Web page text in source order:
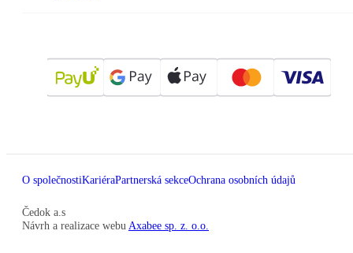
O společnostiKariéraPartnerská sekceOchrana osobních údajů
Čedok a.s
Návrh a realizace webu Axabee sp. z. o.o.